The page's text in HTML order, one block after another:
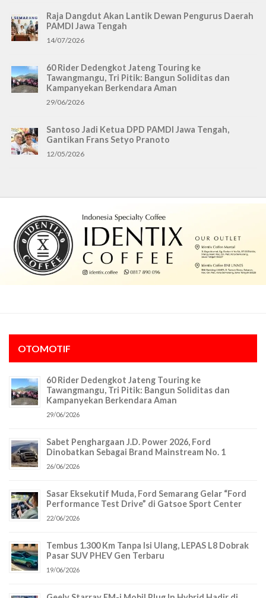
Raja Dangdut Akan Lantik Dewan Pengurus Daerah
PAMDI Jawa Tengah
14/07/2026
60 Rider Dedengkot Jateng Touring ke
Tawangmangu, Tri Pitik: Bangun Soliditas dan
Kampanyekan Berkendara Aman
29/06/2026
Santoso Jadi Ketua DPD PAMDI Jawa Tengah,
Gantikan Frans Setyo Pranoto
12/05/2026
OTOMOTIF
60 Rider Dedengkot Jateng Touring ke
Tawangmangu, Tri Pitik: Bangun Soliditas dan
Kampanyekan Berkendara Aman
29/06/2026
Sabet Penghargaan J.D. Power 2026, Ford
Dinobatkan Sebagai Brand Mainstream No. 1
26/06/2026
Sasar Eksekutif Muda, Ford Semarang Gelar “Ford
Performance Test Drive” di Gatsoe Sport Center
22/06/2026
Tembus 1.300 Km Tanpa Isi Ulang, LEPAS L8 Dobrak
Pasar SUV PHEV Gen Terbaru
19/06/2026